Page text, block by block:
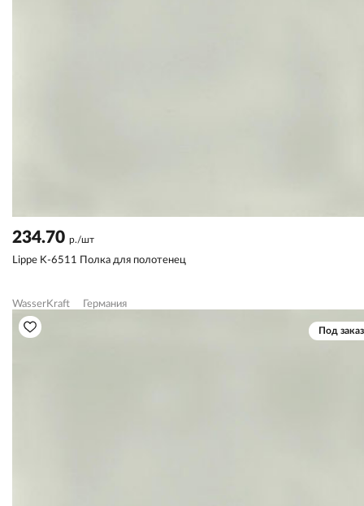
234.70 р./шт
Lippe K-6511 Полка для полотенец
WasserKraft Германия
Под заказ